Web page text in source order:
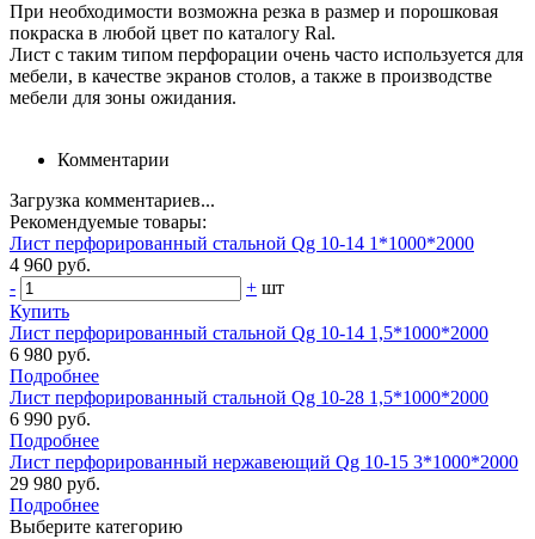
При необходимости возможна резка в размер и порошковая
покраска в любой цвет по каталогу Ral.
Лист с таким типом перфорации очень часто используется для
мебели, в качестве экранов столов, а также в производстве
мебели для зоны ожидания.
Комментарии
Загрузка комментариев...
Рекомендуемые товары:
Лист перфорированный стальной Qg 10-14 1*1000*2000
4 960 руб.
-
+ шт
Купить
Лист перфорированный стальной Qg 10-14 1,5*1000*2000
6 980 руб.
Подробнее
Лист перфорированный стальной Qg 10-28 1,5*1000*2000
6 990 руб.
Подробнее
Лист перфорированный нержавеющий Qg 10-15 3*1000*2000
29 980 руб.
Подробнее
Выберите категорию